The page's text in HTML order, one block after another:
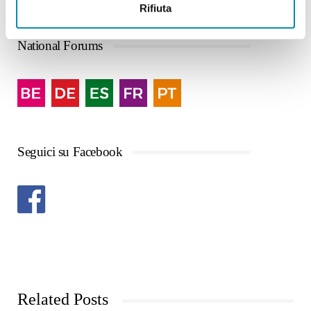
Rifiuta
National Forums
Seguici su Facebook
Related Posts